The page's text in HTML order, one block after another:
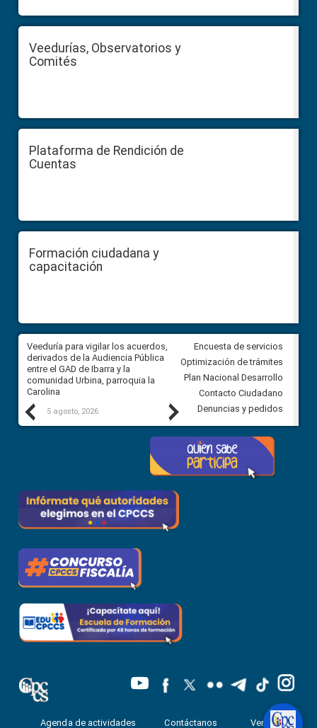
Veedurías, Observatorios y
Comités
Plataforma de Rendición de
Cuentas
Formación ciudadana y
capacitación
Previous
Veeduría para vigilar los acuerdos,
derivados de la Audiencia Pública
entre el GAD de Ibarra y la
comunidad Urbina, parroquia la
Carolina
5 agosto, 2026
CPCCS convoca a Veeduría
Ciudadana para vigilar el
5 agosto, 2026
Next
Encuesta de servicios
Optimización de trámites
Plan Nacional Desarrollo
Contacto Ciudadano
Denuncias y pedidos
Agenda de actividades Contáctanos Ventanilla